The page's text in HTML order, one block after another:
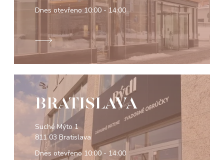
Dnes otevřeno10:00 - 14:00
BRATISLAVA
Suché Mýto 1
811 03 Bratislava
Dnes otevřeno 10:00 - 14:00